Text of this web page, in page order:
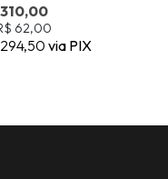
310,00
62,00
via PIX